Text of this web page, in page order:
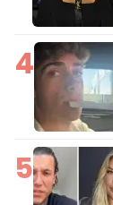
4
5